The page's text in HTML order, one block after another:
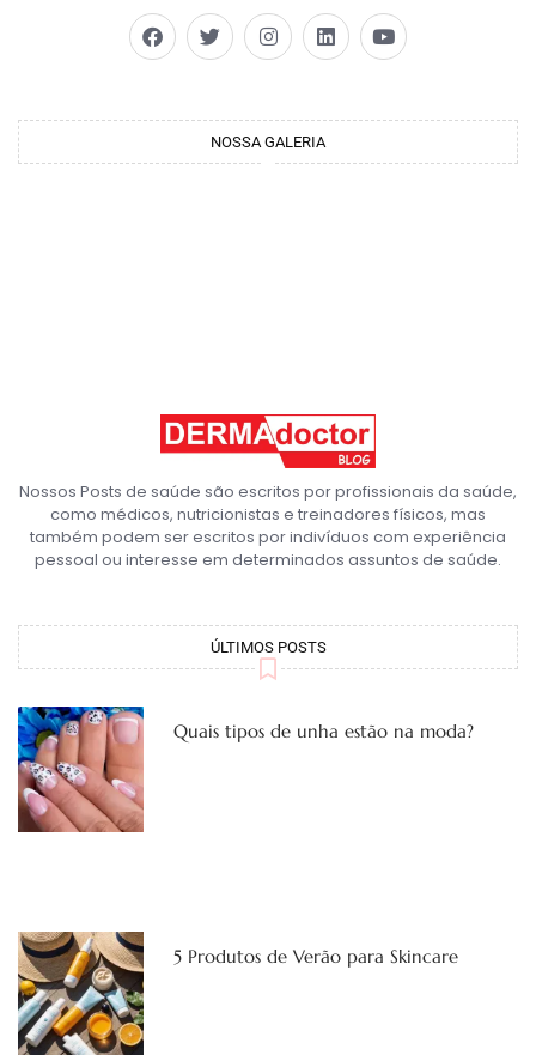
NOSSA GALERIA
Nossos Posts de saúde são escritos por profissionais da saúde,
como médicos, nutricionistas e treinadores físicos, mas
também podem ser escritos por indivíduos com experiência
pessoal ou interesse em determinados assuntos de saúde.
ÚLTIMOS POSTS
Quais tipos de unha estão na moda?
5 Produtos de Verão para Skincare